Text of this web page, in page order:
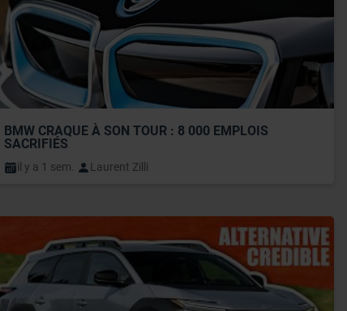
BMW CRAQUE À SON TOUR : 8 000 EMPLOIS
SACRIFIÉS
il y a 1 sem. Laurent Zilli